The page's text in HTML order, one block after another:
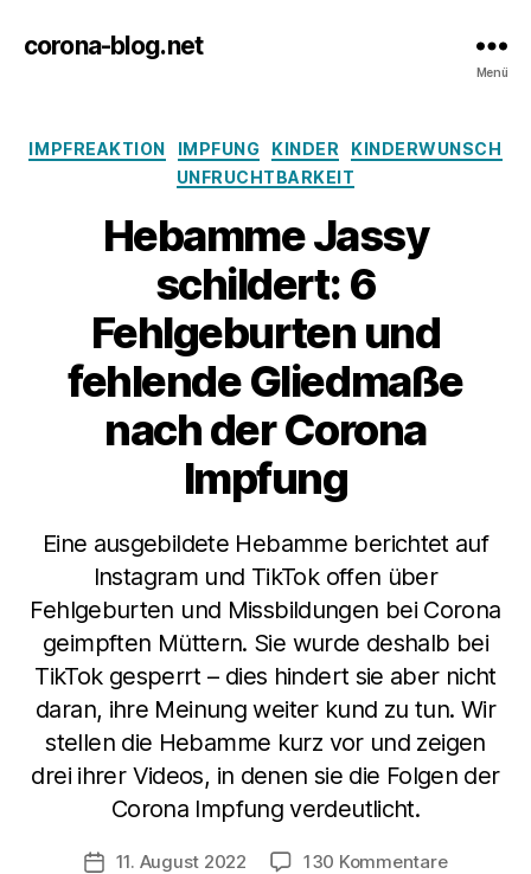
corona-blog.net
Menü
Kategorien
IMPFREAKTION IMPFUNG KINDER
KINDERWUNSCH
UNFRUCHTBARKEIT
Hebamme Jassy
schildert: 6
Fehlgeburten und
fehlende Gliedmaße
nach der Corona
Impfung
Eine ausgebildete Hebamme berichtet auf
Instagram und TikTok offen über
Fehlgeburten und Missbildungen bei Corona
geimpften Müttern. Sie wurde deshalb bei
TikTok gesperrt – dies hindert sie aber nicht
daran, ihre Meinung weiter kund zu tun. Wir
stellen die Hebamme kurz vor und zeigen
drei ihrer Videos, in denen sie die Folgen der
Corona Impfung verdeutlicht.
Veröffentlichungsdatum
11. August 2022 130 Kommentarezu